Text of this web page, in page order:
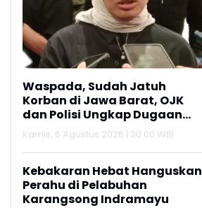
Waspada, Sudah Jatuh
Korban di Jawa Barat, OJK
dan Polisi Ungkap Dugaan
Penipuan Modus Titip Limit
Paylater
Kamis, 6 Agustus 2026 | 20:00 WIB
Kebakaran Hebat Hanguskan
Perahu di Pelabuhan
Karangsong Indramayu